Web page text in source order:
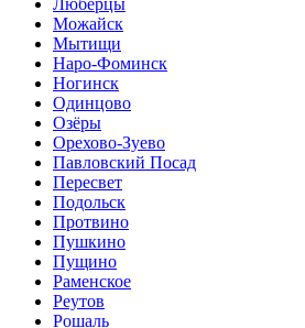
Можайск
Мытищи
Наро-Фоминск
Ногинск
Одинцово
Озёры
Орехово-Зуево
Павловский Посад
Пересвет
Подольск
Протвино
Пушкино
Пущино
Раменское
Реутов
Рошаль